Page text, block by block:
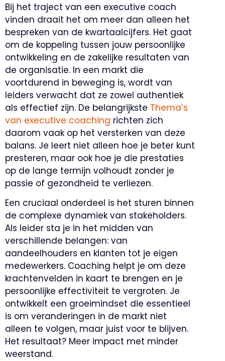
Bij het traject van een executive coach
vinden draait het om meer dan alleen het
bespreken van de kwartaalcijfers. Het gaat
om de koppeling tussen jouw persoonlijke
ontwikkeling en de zakelijke resultaten van
de organisatie. In een markt die
voortdurend in beweging is, wordt van
leiders verwacht dat ze zowel authentiek
als effectief zijn. De belangrijkste Thema’s
van executive coaching richten zich
daarom vaak op het versterken van deze
balans. Je leert niet alleen hoe je beter kunt
presteren, maar ook hoe je die prestaties
op de lange termijn volhoudt zonder je
passie of gezondheid te verliezen.
Een cruciaal onderdeel is het sturen binnen
de complexe dynamiek van stakeholders.
Als leider sta je in het midden van
verschillende belangen: van
aandeelhouders en klanten tot je eigen
medewerkers. Coaching helpt je om deze
krachtenvelden in kaart te brengen en je
persoonlijke effectiviteit te vergroten. Je
ontwikkelt een groeimindset die essentieel
is om veranderingen in de markt niet
alleen te volgen, maar juist voor te blijven.
Het resultaat? Meer impact met minder
weerstand.